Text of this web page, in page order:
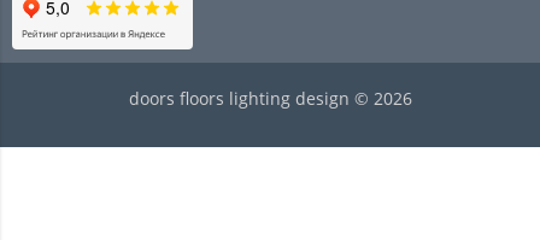
doors floors lighting design © 2026